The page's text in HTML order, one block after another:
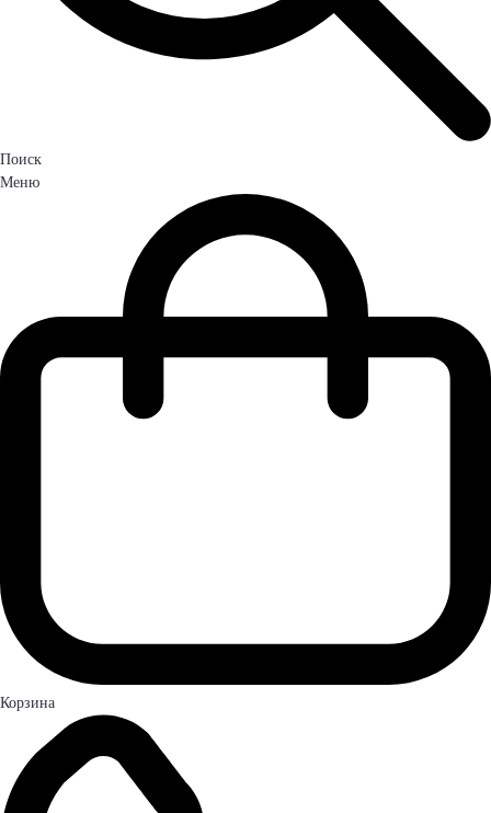
Поиск
Меню
Корзина